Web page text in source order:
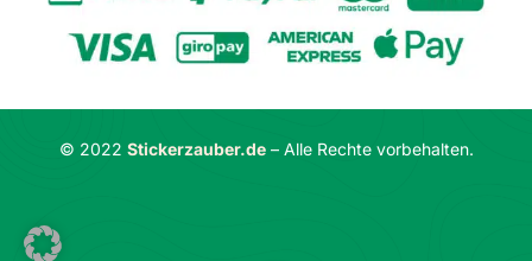
AGB
Datenschutzerklärung
© 2022 Stickerzauber.de– Alle Rechte vorbehalten.